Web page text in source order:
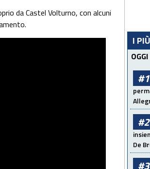
da Castel Volturno, con alcuni
I
OGGI
#1
#2
De
#3